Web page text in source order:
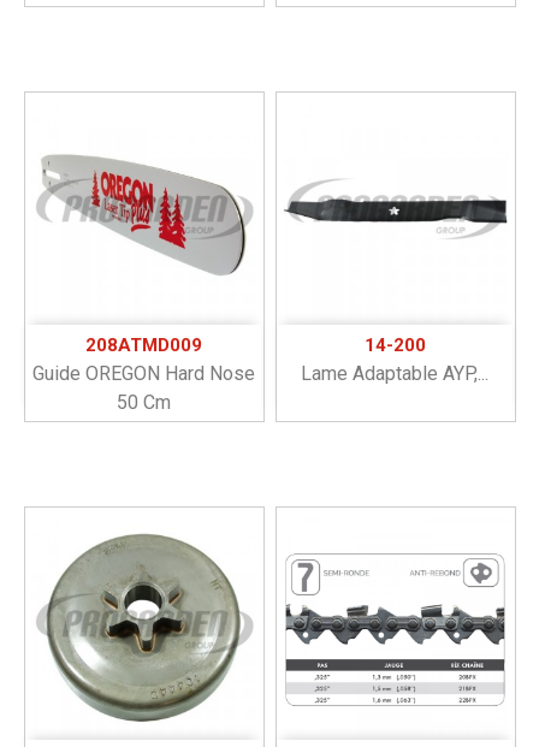
208ATMD009
Guide OREGON Hard Nose
50 Cm
14-200
Lame Adaptable AYP,...